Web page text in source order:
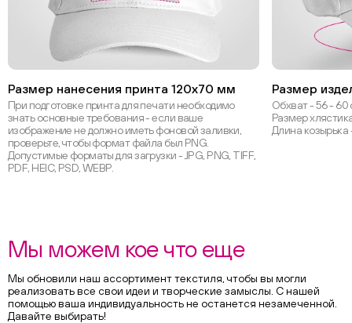
Размер нанесения принта 120х70 мм
При подготовке принта для печати необходимо
знать основные требования - если ваше
изображение не должно иметь фоновой заливки,
проверьте, чтобы формат файла был PNG.
Допустимые форматы для загрузки - JPG, PNG, TIFF,
PDF, HEIC, PSD, WEBP.
Размер
Обхват - 56 - 60
Размер
Длина козырька
Мы можем кое что еще
Мы обновили наш ассортимент текстиля, чтобы вы могли
реализовать все свои идеи и творческие замыслы. С нашей
помощью ваша индивидуальность не останется незамеченной.
Давайте выбирать!